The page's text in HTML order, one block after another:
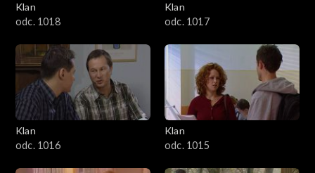
Klan
odc. 1018
Klan
odc. 1017
Klan
odc. 1016
Klan
odc. 1015